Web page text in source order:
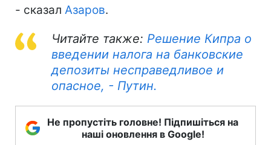
- сказал Азаров.
Читайте также: Решение Кипра о
введении налога на банковские
депозиты несправедливое и
опасное, - Путин.
Не пропустіть головне! Підпишіться на
наші оновлення в Google!